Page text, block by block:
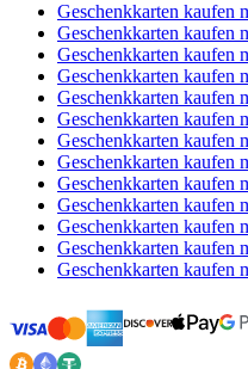
Geschenkkarten kaufen
Geschenkkarten kaufen
Geschenkkarten kaufen
Geschenkkarten kaufen
Geschenkkarten kaufen
Geschenkkarten kaufen
Geschenkkarten kaufen
Geschenkkarten kaufen
Geschenkkarten kaufen
Geschenkkarten kaufen
Geschenkkarten kaufen
Geschenkkarten kaufen
Geschenkkarten kaufen